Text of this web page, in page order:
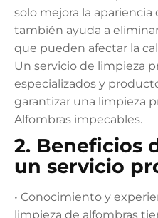
solo mejora la apariencia
también ayuda a
que pueden afectar la
Un servicio de limpieza
especializados y
garantizar una limpieza
Alfombras impecables.
2. Beneficios
un servicio
• Conocimiento y
limpieza de alfombras